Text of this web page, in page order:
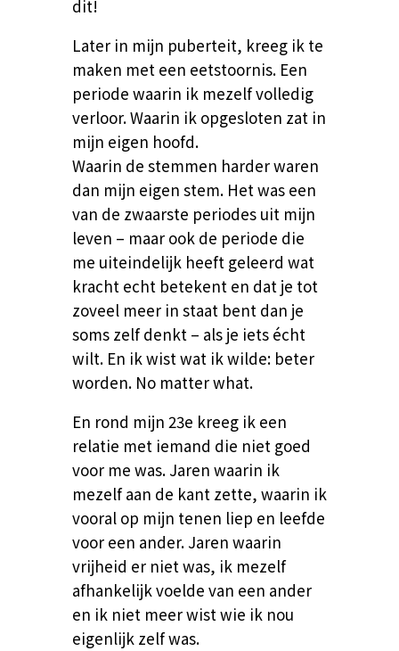
dit!
Later in mijn puberteit, kreeg ik te
maken met een eetstoornis. Een
periode waarin ik mezelf volledig
verloor. Waarin ik opgesloten zat in
mijn eigen hoofd.
Waarin de stemmen harder waren
dan mijn eigen stem. Het was een
van de zwaarste periodes uit mijn
leven – maar ook de periode die
me uiteindelijk heeft geleerd wat
kracht echt betekent en dat je tot
zoveel meer in staat bent dan je
soms zelf denkt – als je iets écht
wilt. En ik wist wat ik wilde: beter
worden. No matter what.
En rond mijn 23e kreeg ik een
relatie met iemand die niet goed
voor me was. Jaren waarin ik
mezelf aan de kant zette, waarin ik
vooral op mijn tenen liep en leefde
voor een ander. Jaren waarin
vrijheid er niet was, ik mezelf
afhankelijk voelde van een ander
en ik niet meer wist wie ik nou
eigenlijk zelf was.